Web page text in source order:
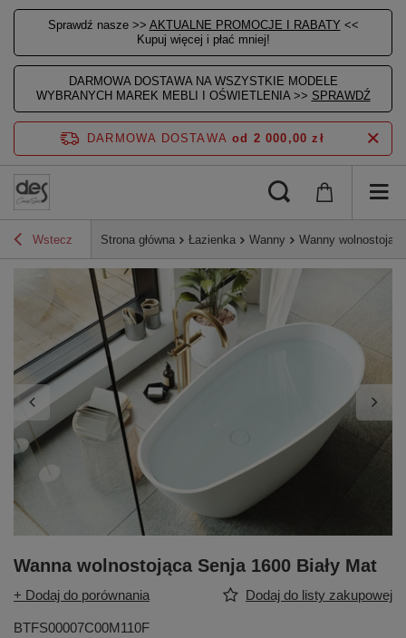
Sprawdź nasze >> AKTUALNE PROMOCJE I RABATY <<
Kupuj więcej i płać mniej!
DARMOWA DOSTAWA NA WSZYSTKIE MODELE
WYBRANYCH MAREK MEBLI I OŚWIETLENIA >> SPRAWDŹ
DARMOWA DOSTAWA od 2 000,00 zł
Wstecz Strona główna Łazienka Wanny Wanny wolnostojące
Wanna wolnostojąca Senja 1600 Biały Mat
+ Dodaj do porównania Dodaj do listy zakupowej
BTFS00007C00M110F